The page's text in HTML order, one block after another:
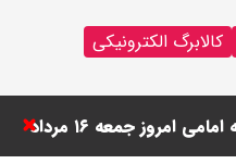
کالابرگ الکترونیکی
قیمت سکه امامی امروز جمعه ۱۶ مرداد